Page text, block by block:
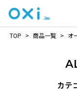
TOP > 商品一覧 > オ
カテ